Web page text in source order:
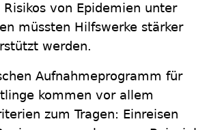
von Epidemien unter
müssten Hilfswerke stärker
werden.
Aufnahmeprogramm für
kommen vor allem
zum Tragen: Einreisen